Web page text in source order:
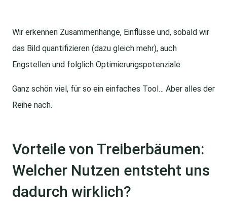
Wir erkennen Zusammenhänge, Einflüsse und, sobald wir
das Bild quantifizieren (dazu gleich mehr), auch
Engstellen und folglich Optimierungspotenziale.
Ganz schön viel, für so ein einfaches Tool… Aber alles der
Reihe nach.
Vorteile von Treiberbäumen:
Welcher Nutzen entsteht uns
dadurch wirklich?